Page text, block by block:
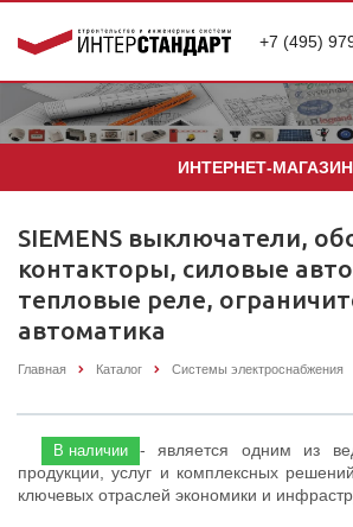
+7 (495)
ИНТЕРНЕТ-МАГАЗИН
SIEMENS выключатели,
контакторы, силовые
тепловые реле,
автоматика
Главная Каталог Системы электроснабжения
В наличии
SIEMENS- является одним из
продукции, услуг и комплексных
ключевых отраслей экономики и